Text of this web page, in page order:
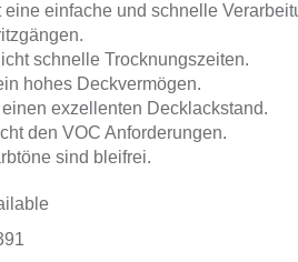
eine einfache und schnelle
schnelle Trocknungszeiten.
hohes Deckvermögen.
einen exzellenten Decklackstand.
den VOC Anforderungen.
sind bleifrei.